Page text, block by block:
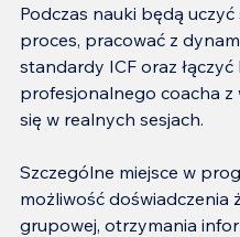
Podczas nauki będą
proces, pracować z
standardy ICF oraz
profesjonalnego coacha z
się w realnych sesjach.
Szczególne miejsce w
możliwość doświadczenia
grupowej, otrzymania